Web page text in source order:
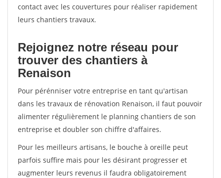
contact avec les couvertures pour réaliser rapidement
leurs chantiers travaux.
Rejoignez notre réseau pour
trouver des chantiers à
Renaison
Pour pérénniser votre entreprise en tant qu'artisan
dans les travaux de rénovation Renaison, il faut pouvoir
alimenter régulièrement le planning chantiers de son
entreprise et doubler son chiffre d'affaires.
Pour les meilleurs artisans, le bouche à oreille peut
parfois suffire mais pour les désirant progresser et
augmenter leurs revenus il faudra obligatoirement